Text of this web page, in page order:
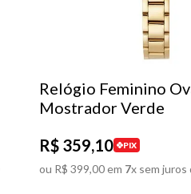
Relógio Feminino
Mostrador Verde
R$ 359,10 PIX
ou R$ 399,00em 7x sem juros